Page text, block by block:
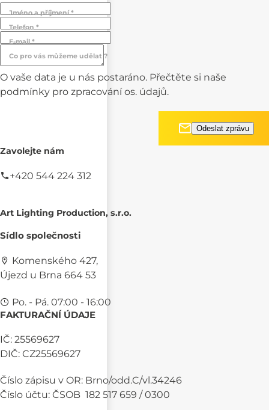
Jméno a příjmení *
Telefon *
E-mail *
Co pro vás můžeme udělat ?
O vaše data je u nás postaráno. Přečtěte si naše
podmínky pro zpracování os. údajů.
Zavolejte nám
+420 544 224 312
Art Lighting Production, s.r.o.
Sídlo společnosti
Komenského 427,
Újezd u Brna 664 53
Po. - Pá. 07:00 - 16:00
FAKTURAČNÍ ÚDAJE
IČ: 25569627
DIČ: CZ25569627
Číslo zápisu v OR: Brno/odd.C/vl.34246
Číslo účtu: ČSOB 182 517 659 / 0300